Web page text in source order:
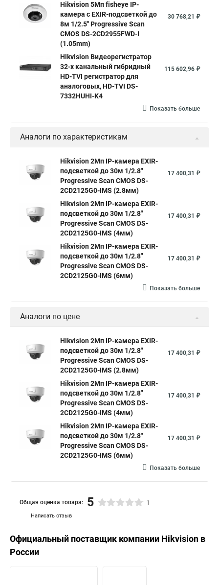
Hikvision 2 8 mm Hikvision camera Hikvision 2cd1148 i b
Видеонаблюдение Ip видеокамеры
Hikvision 2cd2142fwd
Hikvision ds 2cd1148 hikvision ds 2cd1148 i b
hikvision ds 2cd2042wd i Видеокамера hikvision
Видеокамеры hikvision ds
Камера Hikvision ds 2ce16d8t
Видеокамера hikvision hiwatch
Камера Hikvision ds 2cd2442fwd
Уличная камера Hikvision ip camera
Hikvision поворотная камера Hikvision купольная
Нikvision микрофон Hikvision поворотная
Hikvision порты
Hikvision 5Мп fisheye IP-
камера c EXIR-подсветкой до
8м 1/2.5" Progressive Scan
CMOS DS-2CD2955FWD-I
(1.05mm)
30 768,21 ₽
Hikvision Видеорегистратор
32-х канальный гибридный
HD-TVI регистратор для
аналоговых, HD-TVI DS-
7332HUHI-K4
115 602,96 ₽
Показать больше
Аналоги по характеристикам
Hikvision 2Мп IP-камера EXIR-
подсветкой до 30м 1/2.8"
Progressive Scan CMOS DS-
2CD2125G0-IMS (2.8мм)
17 400,31 ₽
Hikvision 2Мп IP-камера EXIR-
подсветкой до 30м 1/2.8"
Progressive Scan CMOS DS-
2CD2125G0-IMS (4мм)
17 400,31 ₽
Hikvision 2Мп IP-камера EXIR-
подсветкой до 30м 1/2.8"
Progressive Scan CMOS DS-
2CD2125G0-IMS (6мм)
17 400,31 ₽
Показать больше
Аналоги по цене
Hikvision 2Мп IP-камера EXIR-
подсветкой до 30м 1/2.8"
Progressive Scan CMOS DS-
2CD2125G0-IMS (2.8мм)
17 400,31 ₽
Hikvision 2Мп IP-камера EXIR-
подсветкой до 30м 1/2.8"
Progressive Scan CMOS DS-
2CD2125G0-IMS (4мм)
17 400,31 ₽
Hikvision 2Мп IP-камера EXIR-
подсветкой до 30м 1/2.8"
Progressive Scan CMOS DS-
2CD2125G0-IMS (6мм)
17 400,31 ₽
Показать больше
Написать отзыв
Общая оценка товара: 5 1
Официальный поставщик компании Hikvision в
России